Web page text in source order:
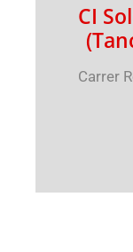
CI
Carrer